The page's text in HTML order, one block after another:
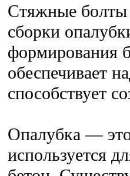
Стяжные болты
сборки
формирования
обеспечивает
способствует
Опалубка — это
используется